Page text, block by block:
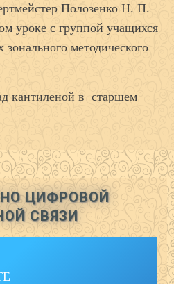
Полозенко Н. П.
уроке с группой учащихся
методического
кантиленой в старшем
ЦИФРОВОЙ
СВЯЗИ